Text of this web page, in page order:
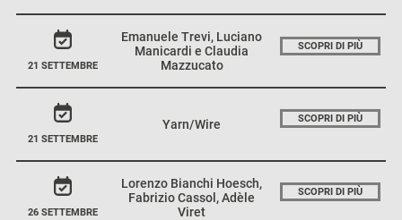
21 SETTEMBRE
Emanuele Trevi, Luciano
Manicardi e Claudia
Mazzucato
SCOPRI DI PIÙ
21 SETTEMBRE
Yarn/Wire SCOPRI DI PIÙ
26 SETTEMBRE
Lorenzo Bianchi Hoesch,
Fabrizio Cassol, Adèle
Viret
SCOPRI DI PIÙ